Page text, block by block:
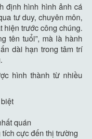
định hình hình ảnh cá
tư duy, chuyên môn,
hiện trước công chúng.
tên tuổi”, mà là hành
dài hạn trong tâm trí
hình thành từ nhiều
quán
cực đến thị trường